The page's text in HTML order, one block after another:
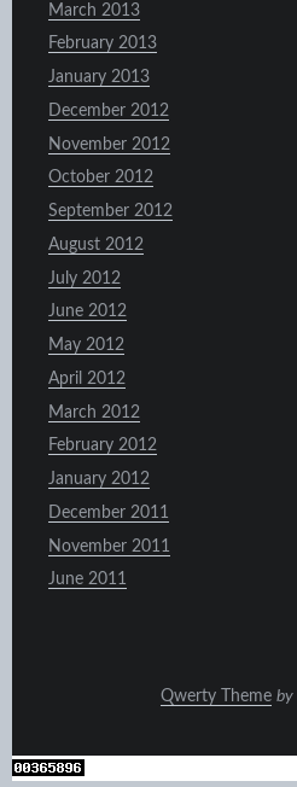
March 2013
February 2013
January 2013
December 2012
November 2012
October 2012
September 2012
August 2012
July 2012
June 2012
May 2012
April 2012
March 2012
February 2012
January 2012
December 2011
November 2011
June 2011
Qwerty Theme by